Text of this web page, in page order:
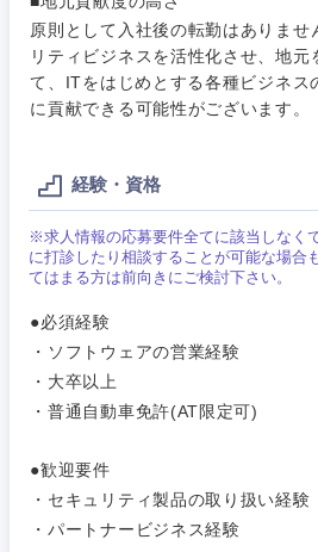
原則として入社後の転勤はありませ
リティビジネスを活性化させ、地元
て、ITをはじめとする各種ビジネス
に貢献できる可能性がございます。
経験・資格
※求人情報の応募要件全てに該当しなく
に打診したり相談することが可能な場合
てはまる方は前向きにご検討下さい。
●必須経験
・ソフトウェアの営業経験
・大卒以上
・普通自動車免許(AT限定可)
●歓迎要件
・セキュリティ製品の取り扱い経験
・パートナービジネス経験